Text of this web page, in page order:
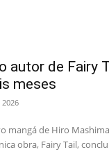
autor de Fairy
meses
mangá de Hiro
obra, Fairy Tail,